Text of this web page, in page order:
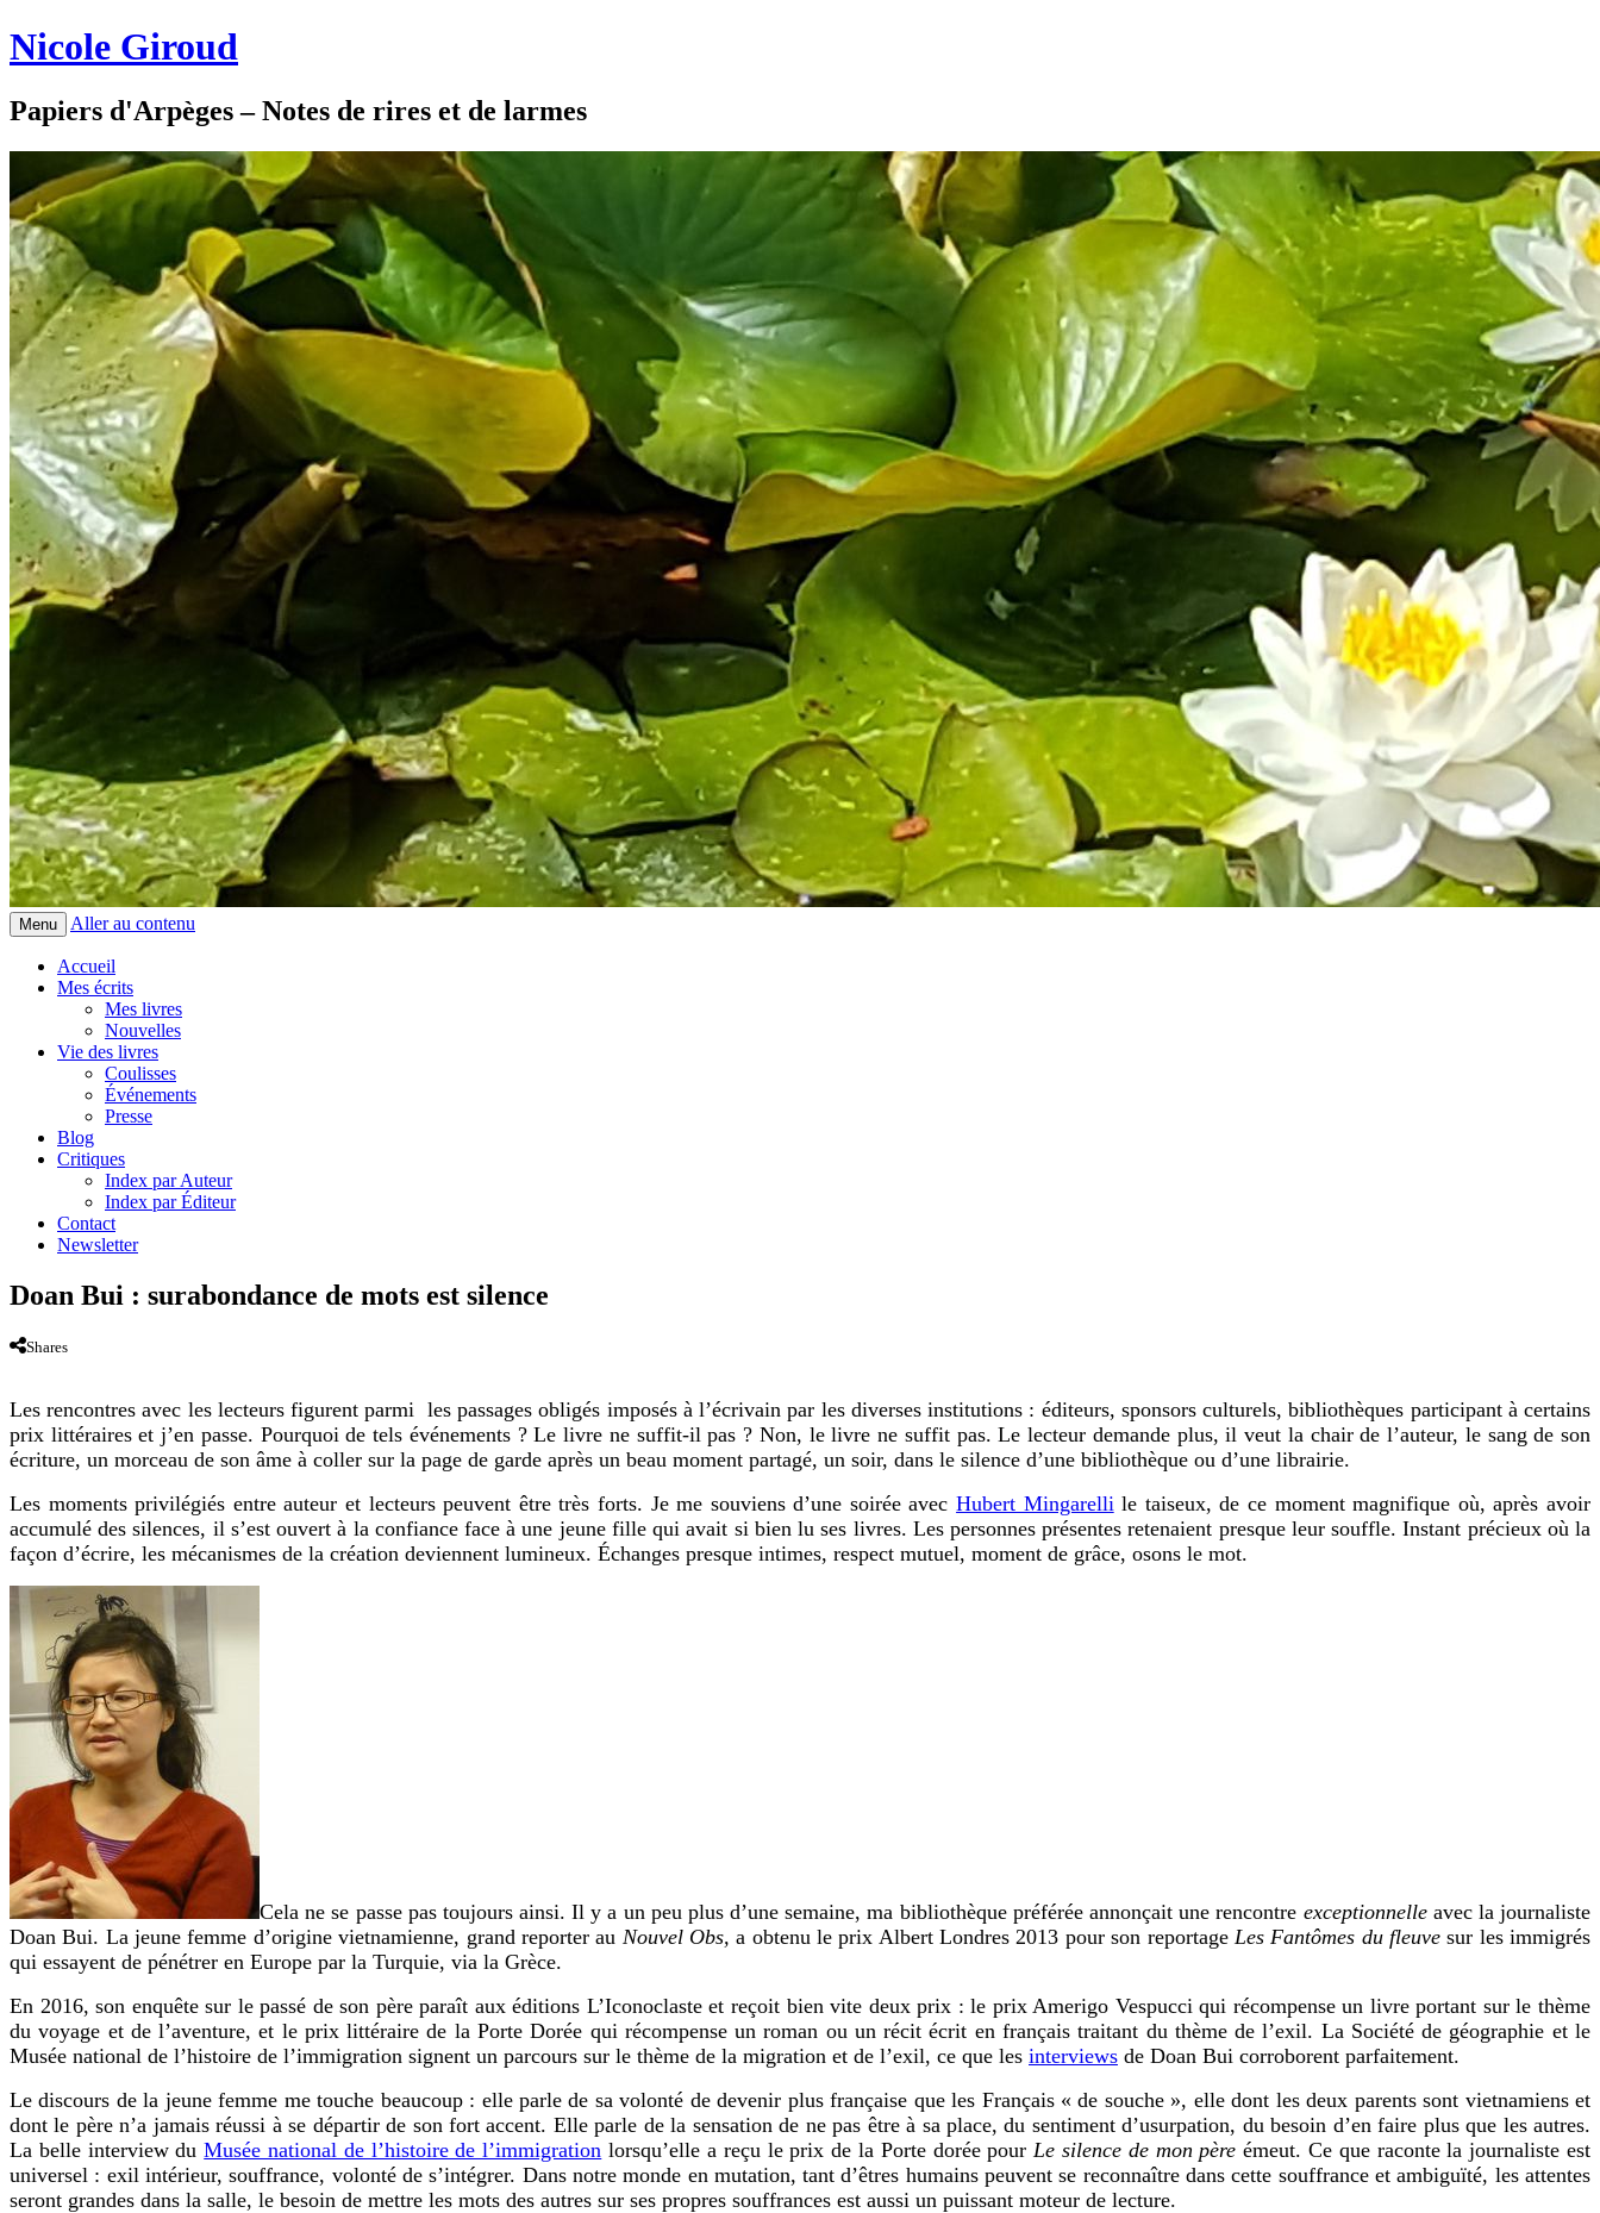
Nicole Giroud
Papiers d'Arpèges – Notes de rires et de larmes
Menu Aller au contenu
Accueil
Mes écrits
Mes livres
Nouvelles
Vie des livres
Coulisses
Événements
Presse
Blog
Critiques
Index par Auteur
Index par Éditeur
Contact
Newsletter
Doan Bui : surabondance de mots est silence
Shares
Les rencontres avec les lecteurs figurent parmi les passages obligés imposés à l’écrivain par les diverses institutions : éditeurs, sponsors culturels, bibliothèques participant à certains
prix littéraires et j’en passe. Pourquoi de tels événements ? Le livre ne suffit-il pas ? Non, le livre ne suffit pas. Le lecteur demande plus, il veut la chair de l’auteur, le sang de son
écriture, un morceau de son âme à coller sur la page de garde après un beau moment partagé, un soir, dans le silence d’une bibliothèque ou d’une librairie.
Les moments privilégiés entre auteur et lecteurs peuvent être très forts. Je me souviens d’une soirée avecHubert Mingarelli le taiseux, de ce moment magnifique où, après avoir
accumulé des silences, il s’est ouvert à la confiance face à une jeune fille qui avait si bien lu ses livres. Les personnes présentes retenaient presque leur souffle. Instant précieux où la
façon d’écrire, les mécanismes de la création deviennent lumineux. Échanges presque intimes, respect mutuel, moment de grâce, osons le mot.
Cela ne se passe pas toujours ainsi. Il y a un peu plus d’une semaine, ma bibliothèque préférée annonçait une rencontre exceptionnelle avec la journaliste
Doan Bui. La jeune femme d’origine vietnamienne, grand reporter au Nouvel Obs, a obtenu le prix Albert Londres 2013 pour son reportage Les Fantômes du fleuvesur les immigrés
qui essayent de pénétrer en Europe par la Turquie, via la Grèce.
En 2016, son enquête sur le passé de son père paraît aux éditions L’Iconoclaste et reçoit bien vite deux prix : le prix Amerigo Vespucci qui récompense un livre portant sur le thème
du voyage et de l’aventure, et le prix littéraire de la Porte Dorée qui récompense un roman ou un récit écrit en français traitant du thème de l’exil. La Société de géographie et le
Musée national de l’histoire de l’immigration signent un parcours sur le thème de la migration et de l’exil, ce que les interviews de Doan Bui corroborent parfaitement.
Le discours de la jeune femme me touche beaucoup : elle parle de sa volonté de devenir plus française que les Français « de souche », elle dont les deux parents sont vietnamiens et
dont le père n’a jamais réussi à se départir de son fort accent. Elle parle de la sensation de ne pas être à sa place, du sentiment d’usurpation, du besoin d’en faire plus que les autres.
La belle interview duMusée national de l’histoire de l’immigration lorsqu’elle a reçu le prix de la Porte dorée pour Le silence de mon père émeut.Ce que raconte la journaliste est
universel : exil intérieur, souffrance, volonté de s’intégrer. Dans notre monde en mutation, tant d’êtres humains peuvent se reconnaître dans cette souffrance et ambiguïté, les attentes
seront grandes dans la salle, le besoin de mettre les mots des autres sur ses propres souffrances est aussi un puissant moteur de lecture.